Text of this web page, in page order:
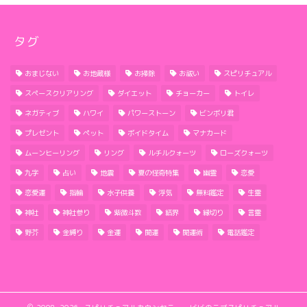
タグ
おまじない お地蔵様 お掃除 お祓い スピリチュアル
スペースクリアリング ダイエット チョーカー トイレ
ネガティブ ハワイ パワーストーン ビンボリ君
プレゼント ペット ボイドタイム マナカード
ムーンヒーリング リング ルチルクォーツ ローズクォーツ
九字 占い 地震 夏の怪奇特集 幽霊 恋愛
恋愛運 指輪 水子供養 浮気 無料鑑定 生霊
神社 神社参り 紫微斗数 結界 縁切り 言霊
野芥 金縛り 金運 開運 開運術 電話鑑定